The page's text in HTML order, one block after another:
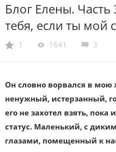
Блог Елены.
тебя, если ты мой
1 1641 3
Он словно ворвался в
ненужный, истерзанный,
его не захотел взять, пока
статус. Маленький, с
глазами, помещенный к